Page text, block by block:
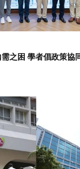
之困 學者倡政策協